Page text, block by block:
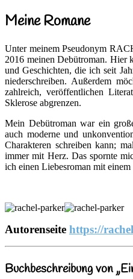
Meine Romane
Unter meinem Pseudonym
2016 meinen Debütroman. Hier
und Geschichten, die ich seit
niederschreiben. Außerdem
zahlreich, veröffentlichen
Sklerose abgrenzen.
Mein Debütroman war ein
auch moderne und
Charakteren schreiben kann;
immer mit Herz. Das spornte
ich einen Liebesroman mit
Autorenseite https://
Buchbeschreibung von